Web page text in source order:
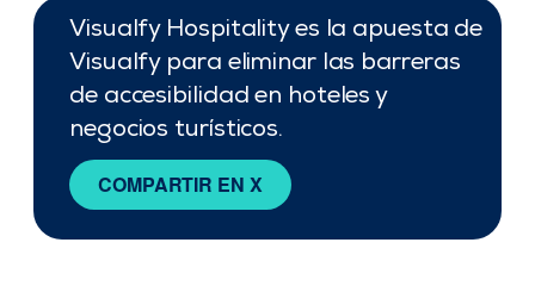
Visualfy Hospitality es la apuesta de
Visualfy para eliminar las barreras
de accesibilidad en hoteles y
negocios turísticos.
COMPARTIR EN X